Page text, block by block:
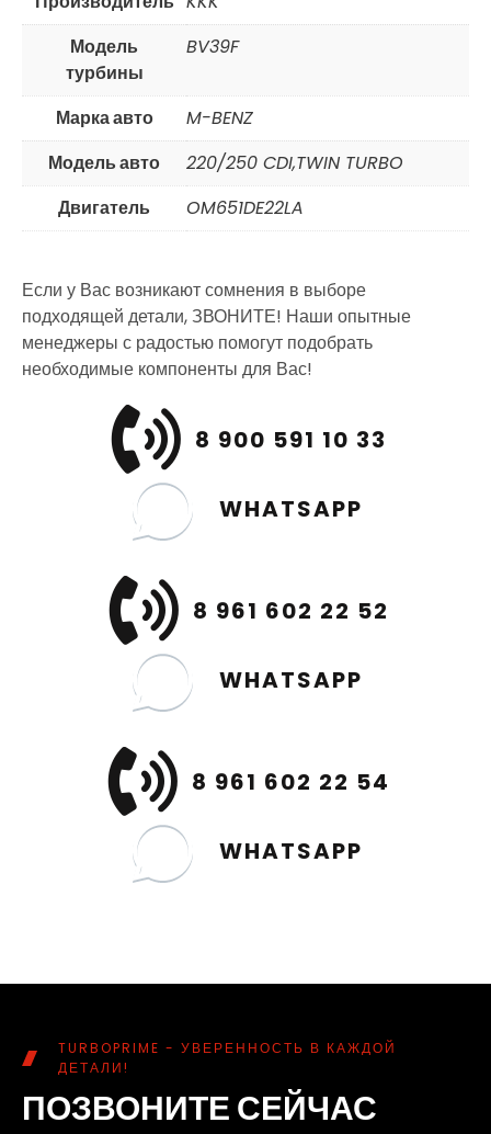
Модель
турбины
BV39F
Марка авто
M-BENZ
Модель авто
220/250 CDI,TWIN TURBO
Двигатель
OM651DE22LA
Если у Вас возникают сомнения в выборе
подходящей детали, ЗВОНИТЕ! Наши опытные
менеджеры с радостью помогут подобрать
необходимые компоненты для Вас!
8 900 591 10 33
WHATSAPP
8 961 602 22 52
WHATSAPP
8 961 602 22 54
WHATSAPP
TURBOPRIME - УВЕРЕННОСТЬ В КАЖДОЙ
ДЕТАЛИ!
ПОЗВОНИТЕ СЕЙЧАС